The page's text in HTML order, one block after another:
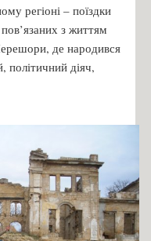
регіоні – поїздки
з життям
де народився
політичний діяч,